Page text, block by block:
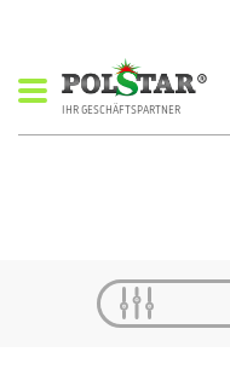
IHR GESCHÄFTSPARTNER